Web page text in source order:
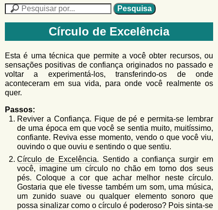
n
h
o
n
e
n
u
F
r
m
u
l
á
r
d
e
i
s
a
n
o
o
h
o
Círculo de Excelência
Esta é uma técnica que permite a você obter recursos, ou
sensações positivas de confiança originados no passado e
voltar a experimentá-los, transferindo-os de onde
aconteceram em sua vida, para onde você realmente os
quer.
Passos:
Reviver a Confiança. Fique de pé e permita-se lembrar
de uma época em que você se sentia muito, muitíssimo,
confiante. Reviva esse momento, vendo o que você viu,
ouvindo o que ouviu e sentindo o que sentiu.
Círculo de Excelência. Sentido a confiança surgir em
você, imagine um círculo no chão em torno dos seus
pés. Coloque a cor que achar melhor neste círculo.
Gostaria que ele tivesse também um som, uma música,
um zunido suave ou qualquer elemento sonoro que
possa sinalizar como o círculo é poderoso? Pois sinta-se